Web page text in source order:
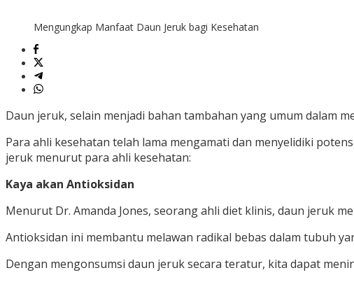
Mengungkap Manfaat Daun Jeruk bagi Kesehatan
Daun jeruk, selain menjadi bahan tambahan yang umum dalam
Para ahli kesehatan telah lama mengamati dan menyelidiki
jeruk menurut para ahli kesehatan:
Kaya akan Antioksidan
Menurut Dr. Amanda Jones, seorang ahli diet klinis, daun jeruk
Antioksidan ini membantu melawan radikal bebas dalam tubuh
Dengan mengonsumsi daun jeruk secara teratur, kita dapat